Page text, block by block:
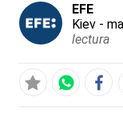
EFE
Kiev -
lectura